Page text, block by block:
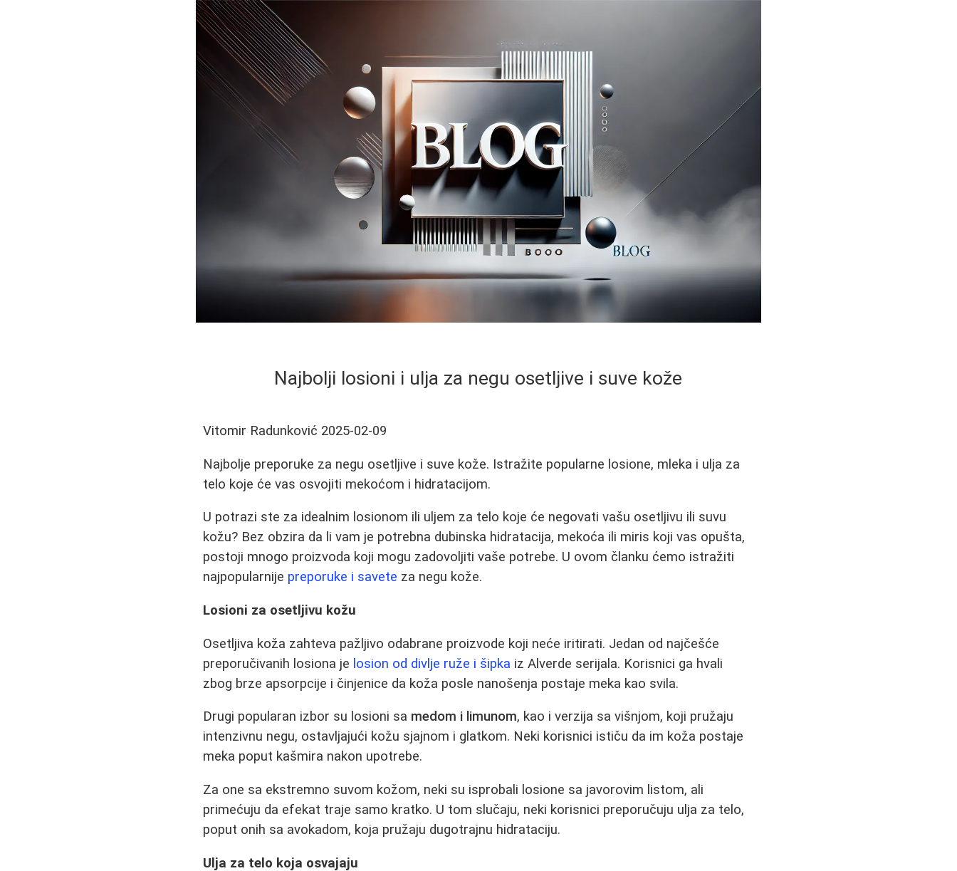
Najbolji losioni i ulja za negu osetljive i suve kože
Vitomir Radunković 2025-02-09
Najbolje preporuke za negu osetljive i suve kože. Istražite popularne losione, mleka i ulja za
telo koje će vas osvojiti mekoćom i hidratacijom.
U potrazi ste za idealnim losionom ili uljem za telo koje će negovati vašu osetljivu ili suvu
kožu? Bez obzira da li vam je potrebna dubinska hidratacija, mekoća ili miris koji vas opušta,
postoji mnogo proizvoda koji mogu zadovoljiti vaše potrebe. U ovom članku ćemo istražiti
najpopularnije preporuke i savete za negu kože.
Losioni za osetljivu kožu
Osetljiva koža zahteva pažljivo odabrane proizvode koji neće iritirati. Jedan od najčešće
preporučivanih losiona je losion od divlje ruže i šipka iz Alverde serijala. Korisnici ga hvali
zbog brze apsorpcije i činjenice da koža posle nanošenja postaje meka kao svila.
Drugi popularan izbor su losioni sa medom i limunom, kao i verzija sa višnjom, koji pružaju
intenzivnu negu, ostavljajući kožu sjajnom i glatkom. Neki korisnici ističu da im koža postaje
meka poput kašmira nakon upotrebe.
Za one sa ekstremno suvom kožom, neki su isprobali losione sa javorovim listom, ali
primećuju da efekat traje samo kratko. U tom slučaju, neki korisnici preporučuju ulja za telo,
poput onih sa avokadom, koja pružaju dugotrajnu hidrataciju.
Ulja za telo koja osvajaju